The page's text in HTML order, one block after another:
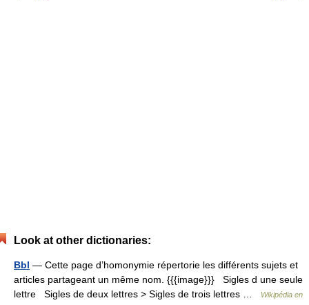
Look at other dictionaries:
Bbl — Cette page d’homonymie répertorie les différents sujets et
articles partageant un même nom. {{{image}}} Sigles d une seule
lettre Sigles de deux lettres > Sigles de trois lettres …
Wikipédia en